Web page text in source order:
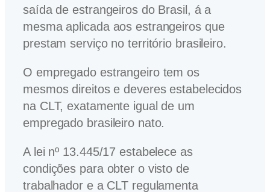
saída de estrangeiros do Brasil, á a
mesma aplicada aos estrangeiros que
prestam serviço no território brasileiro.
O empregado estrangeiro tem os
mesmos direitos e deveres estabelecidos
na CLT, exatamente igual de um
empregado brasileiro nato.
A lei nº 13.445/17 estabelece as
condições para obter o visto de
trabalhador e a CLT regulamenta